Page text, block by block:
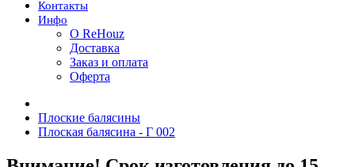
Контакты
Инфо
О ReHouz
Доставка
Заказ и оплата
Оферта
Плоские балясины
Плоская балясина - Г 002